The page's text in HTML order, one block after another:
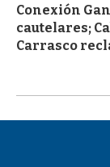
Conexión
cautelares;
Carrasco